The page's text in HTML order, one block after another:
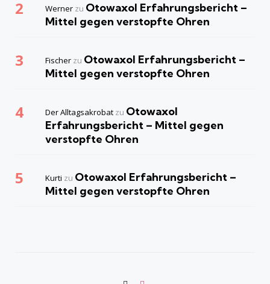
Werner zu Otowaxol Erfahrungsbericht –
Mittel gegen verstopfte Ohren
Fischer zu Otowaxol Erfahrungsbericht –
Mittel gegen verstopfte Ohren
Der Alltagsakrobat zu Otowaxol
Erfahrungsbericht – Mittel gegen
verstopfte Ohren
Kurti zu Otowaxol Erfahrungsbericht –
Mittel gegen verstopfte Ohren